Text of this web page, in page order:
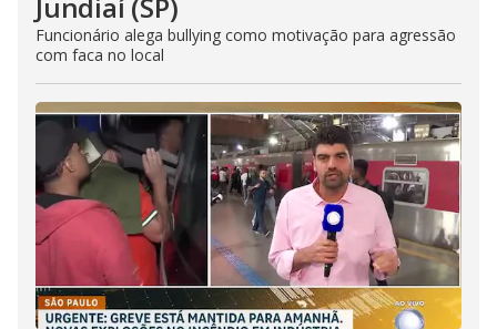
Funcionário alega bullying como motivação para agressão
com faca no local